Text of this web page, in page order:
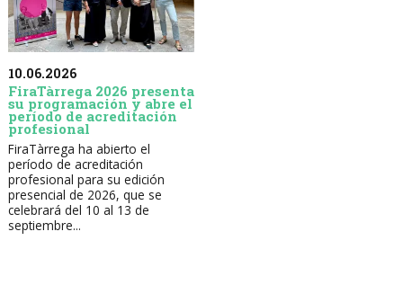
10.06.2026
FiraTàrrega 2026 presenta
su programación y abre el
período de acreditación
profesional
FiraTàrrega ha abierto el
período de acreditación
profesional para su edición
presencial de 2026, que se
celebrará del 10 al 13 de
septiembre...